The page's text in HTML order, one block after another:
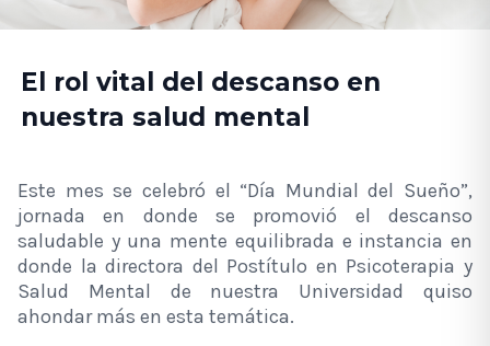
El rol vital del descanso en
nuestra salud mental
Este mes se celebró el “Día Mundial del Sueño”,
jornada en donde se promovió el descanso
saludable y una mente equilibrada e instancia en
donde la directora del Postítulo en Psicoterapia y
Salud Mental de nuestra Universidad quiso
ahondar más en esta temática.